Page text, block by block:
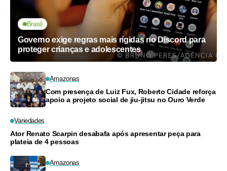
Brasil
Governo exige regras mais rígidas no Discord para
proteger crianças e adolescentes
Amazonas
Com presença de Luiz Fux, Roberto Cidade reforça
apoio a projeto social de jiu-jitsu no Ouro Verde
Variedades
Ator Renato Scarpin desabafa após apresentar peça para
plateia de 4 pessoas
Amazonas